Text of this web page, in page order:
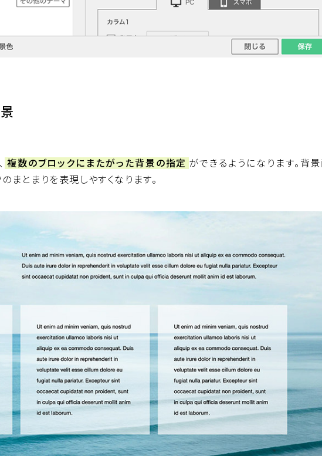
複数のブロックにまたがった背景の指定 ができるようになります。背
まとまりを表現しやすくなります。